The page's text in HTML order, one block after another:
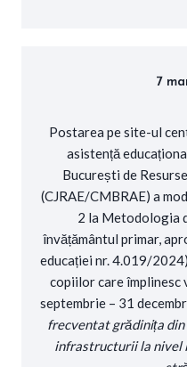
7
Postarea pe site-ul
asistență
București de
(CJRAE/CMBRAE) a
2 la Metodologia
învățământul primar,
educației nr. 4.019/
copiilor care împlinesc
septembrie – 31
frecventat grădinița
infrastructurii la nivel